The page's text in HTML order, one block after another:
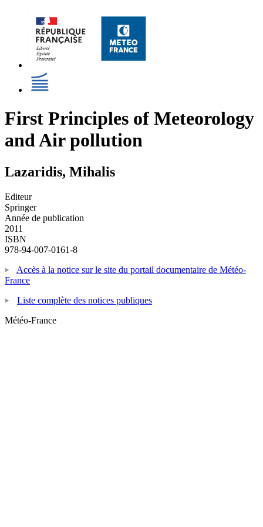
First Principles of Meteorology
and Air pollution
Lazaridis, Mihalis
Editeur
Springer
Année de publication
2011
ISBN
978-94-007-0161-8
Accès à la notice sur le site du portail documentaire de Météo-
France
Liste complète des notices publiques
Météo-France